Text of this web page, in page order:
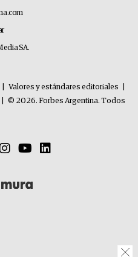
SA.
Valores y estándares editoriales
© 2026. Forbes Argentina. Todos